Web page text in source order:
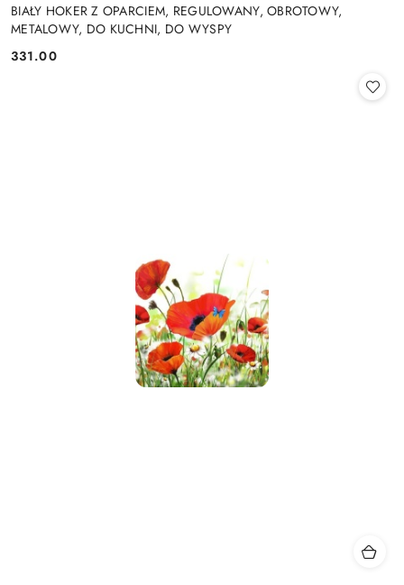
BIAŁY HOKER Z OPARCIEM, REGULOWANY, OBROTOWY,
METALOWY, DO KUCHNI, DO WYSPY
Cena:
331.00